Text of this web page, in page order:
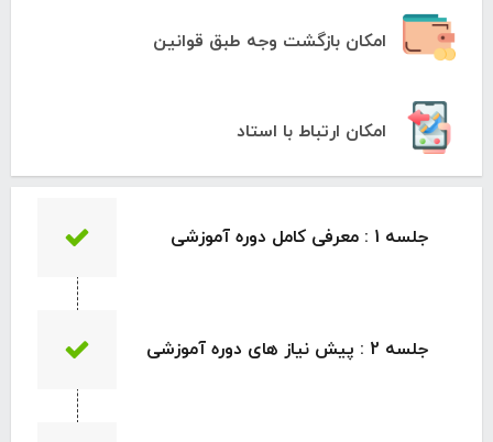
امکان بازگشت وجه طبق قوانین
امکان ارتباط با استاد
جلسه 1 : معرفی کامل دوره آموزشی
جلسه 2 : پیش نیاز های دوره آموزشی